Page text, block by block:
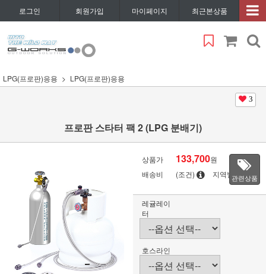
로그인 회원가입 마이페이지 최근본상품
LPG(프로판)응용 LPG(프로판)응용
3
프로판 스타터 팩 2 (LPG 분배기)
상품가 133,700원
배송비
(조건) 지역별관련상품
레귤레이
터
호스라인